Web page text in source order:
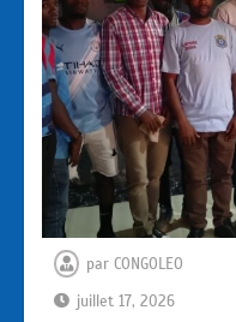
par CONGOLEO
juillet 17, 2026